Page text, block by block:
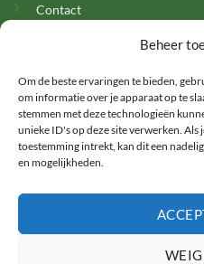
Beheer
Om de beste ervaringen te bieden,
om informatie over je apparaat op te
stemmen met deze technologieën
unieke ID's op deze site verwerken. Als
toestemming intrekt, kan dit een
en mogelijkheden.
Contact
2026